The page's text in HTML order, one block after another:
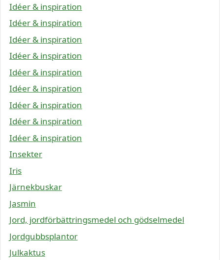
Idéer & inspiration
Idéer & inspiration
Idéer & inspiration
Idéer & inspiration
Idéer & inspiration
Idéer & inspiration
Idéer & inspiration
Idéer & inspiration
Idéer & inspiration
Insekter
Iris
Järnekbuskar
Jasmin
Jord, jordförbättringsmedel och gödselmedel
Jordgubbsplantor
Julkaktus